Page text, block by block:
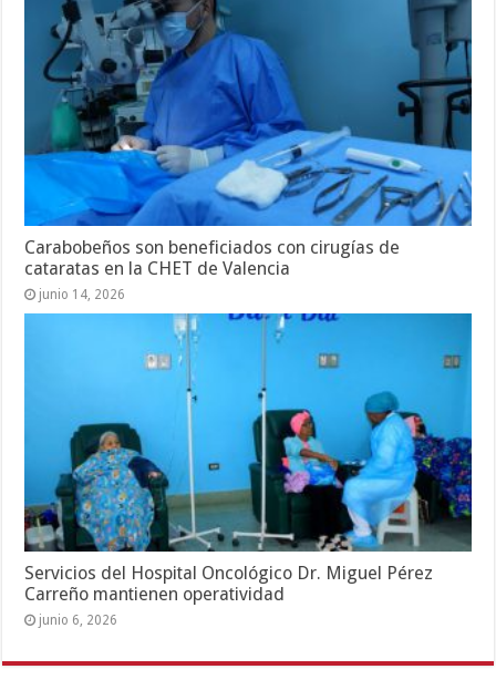
Carabobeños son beneficiados con cirugías de
cataratas en la CHET de Valencia
junio 14, 2026
Servicios del Hospital Oncológico Dr. Miguel Pérez
Carreño mantienen operatividad
junio 6, 2026